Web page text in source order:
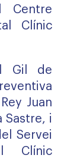
Centre
Clínic
Gil de
Juan
Sastre, i
Servei
Clínic